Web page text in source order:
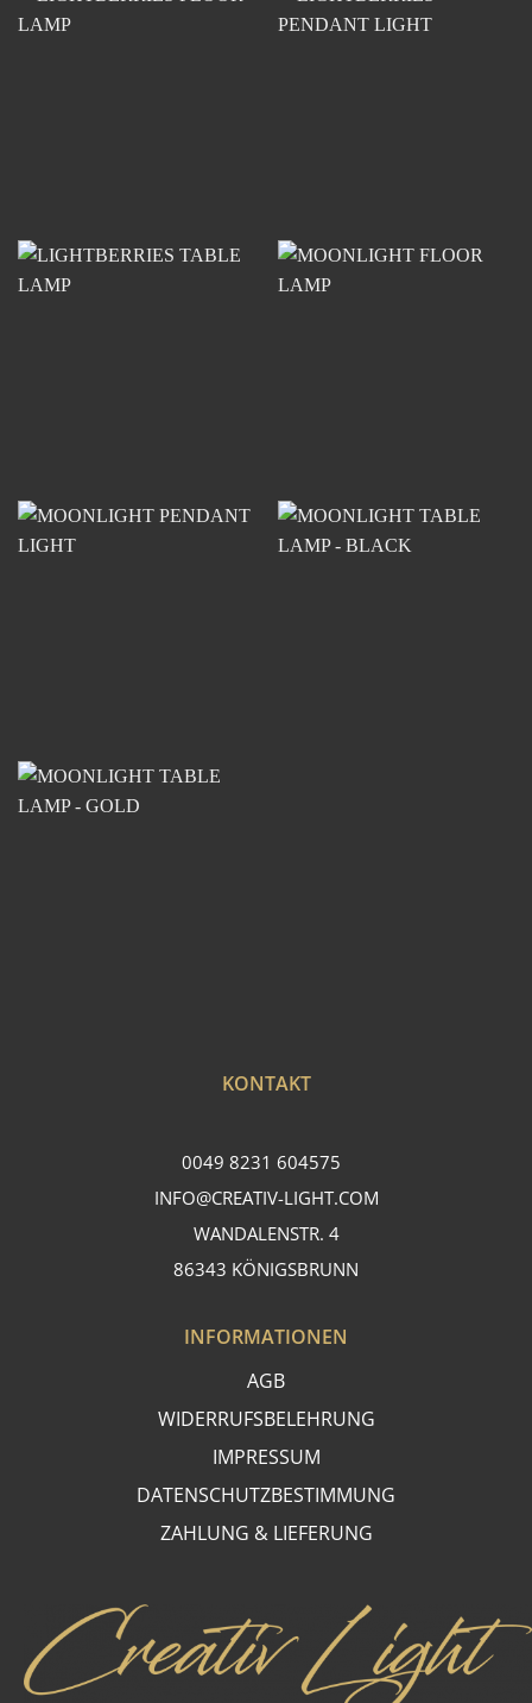
KONTAKT
0049 8231 604575
INFO@CREATIV-LIGHT.COM
WANDALENSTR. 4
86343 KÖNIGSBRUNN
INFORMATIONEN
AGB
WIDERRUFSBELEHRUNG
IMPRESSUM
DATENSCHUTZBESTIMMUNG
ZAHLUNG & LIEFERUNG